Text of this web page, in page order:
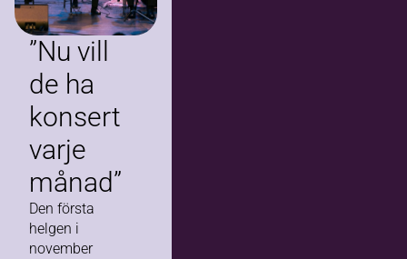
”Nu vill
de ha
konsert
varje
månad”
Den första
helgen i
november